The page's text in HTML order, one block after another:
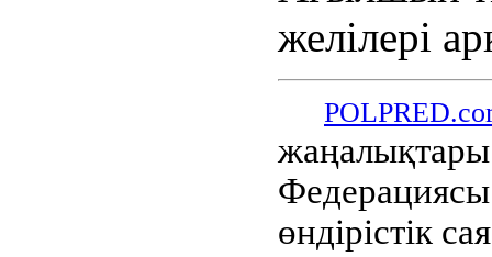
желілері
жаңалықтары
өндірістік